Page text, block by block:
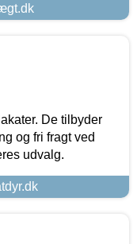
De tilbyder
og fri fragt ved
udvalg.